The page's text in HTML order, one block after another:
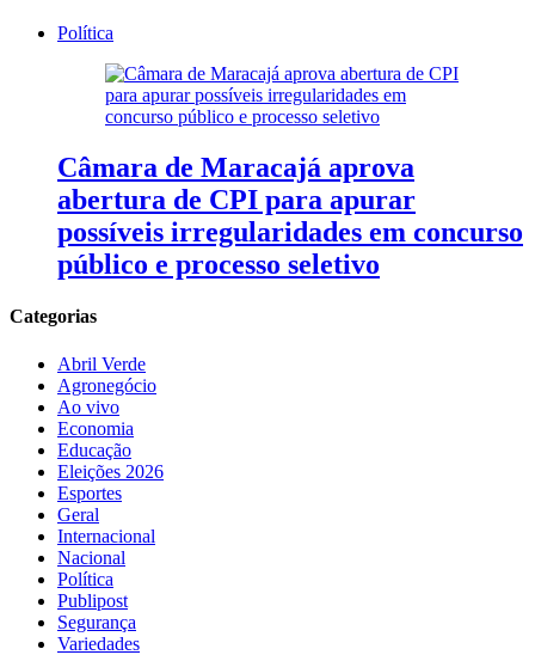
Política
Câmara de Maracajá aprova
abertura de CPI para apurar
possíveis irregularidades em concurso
público e processo seletivo
Categorias
Abril Verde
Agronegócio
Ao vivo
Economia
Educação
Eleições 2026
Esportes
Geral
Internacional
Nacional
Política
Publipost
Segurança
Variedades